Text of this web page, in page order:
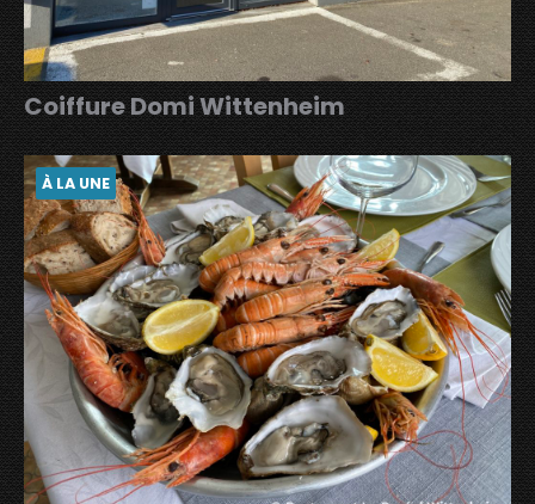
Coiffure Domi Wittenheim
À LA UNE